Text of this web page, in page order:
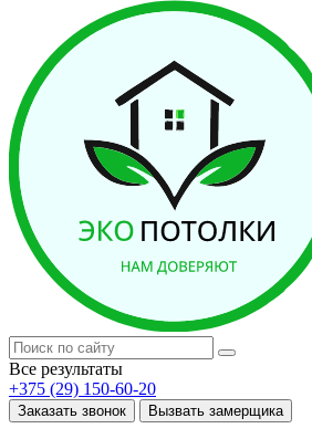
Все результаты
+375 (29) 150-60-20
Заказать звонок Вызвать замерщика